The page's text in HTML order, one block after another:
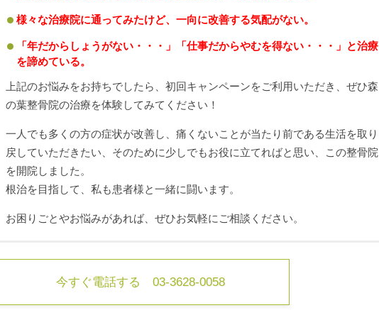
様々な治療院に通ってみたけど、一向に改善する気配がない。
「年だからしょうがない・・・」「仕事だからやむを得ない・・・」と治療
を諦めている。
上記のお悩みをお持ちでしたら、初回キャンペーンをご利用いただき、ぜひ森
の葉整骨院の治療を体験してみてください！
一人でも多くの方の症状が改善し、痛くないことが当たり前である生活を取り
戻していただきたい、そのために少しでもお役に立てればと思い、この整骨院
を開院しました。
根治を目指して、私も患者様と一緒に闘います。
お困りごとやお悩みがあれば、ぜひお気軽にご相談ください。
今すぐ電話する 03-3628-0058